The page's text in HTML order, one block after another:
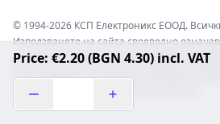
Price: €2.20 (BGN 4.30) incl. VAT
© 1994-2026 КСП Електроникс ЕООД.
Използването на сайта своеволно
съгласни с правната информация
отговорност с цялата сила на закона!b